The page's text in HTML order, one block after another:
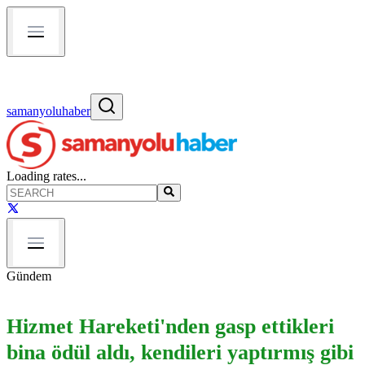
samanyoluhaber
Loading rates...
Gündem
Hizmet Hareketi'nden gasp ettikleri
bina ödül aldı, kendileri yaptırmış gibi